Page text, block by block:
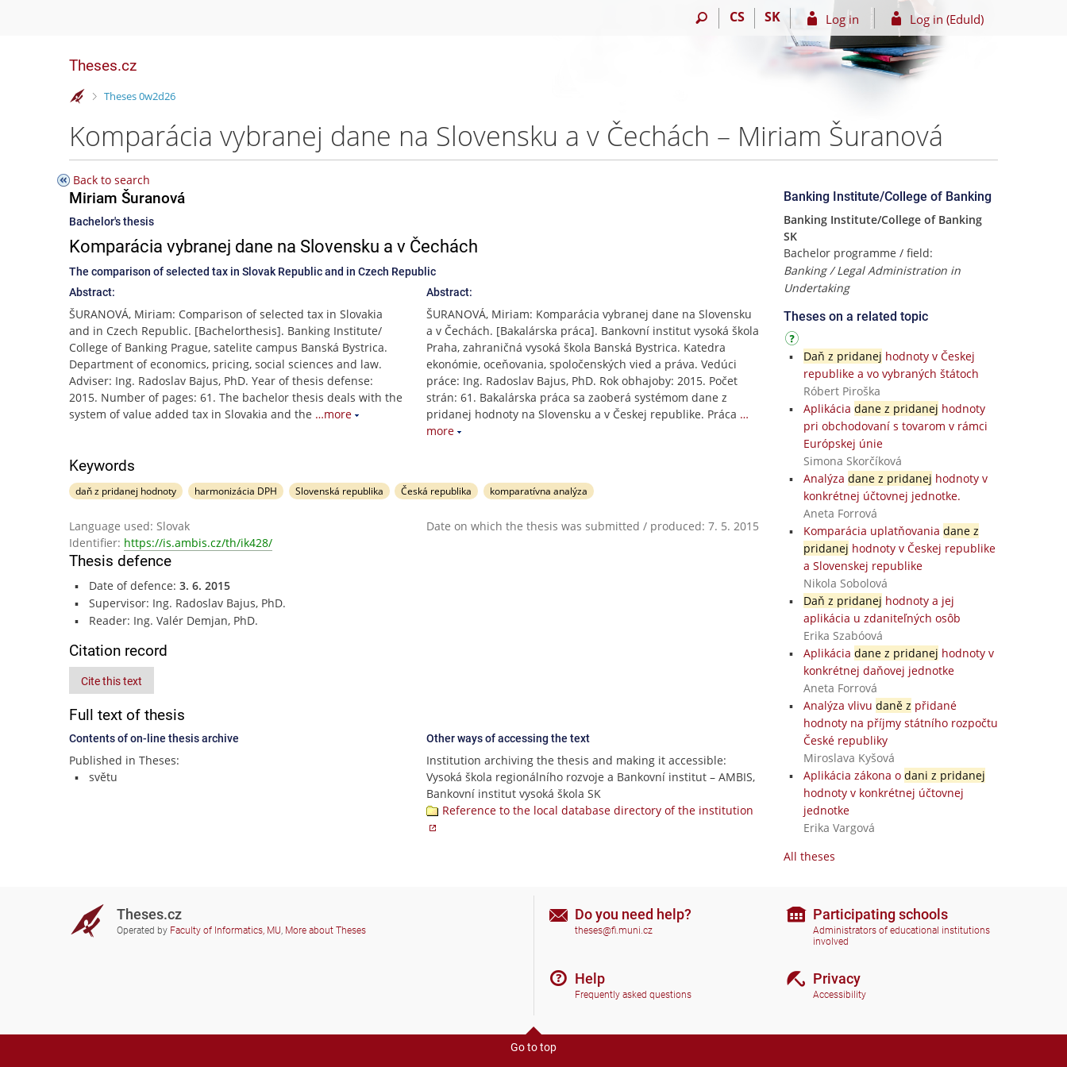
CS SK Log in Log in (EduId)
Theses.cz
>
Theses 0w2d26
Komparácia vybranej dane na Slovensku a v Čechách – Miriam Šuranová
Back to search
Miriam Šuranová
Bachelor's thesis
Komparácia vybranej dane na Slovensku a v Čechách
The comparison of selected tax in Slovak Republic and in Czech Republic
Abstract:
ŠURANOVÁ, Miriam: Comparison of selected tax in Slovakia
and in Czech Republic. [Bachelorthesis]. Banking Institute/
College of Banking Prague, satelite campus Banská Bystrica.
Department of economics, pricing, social sciences and law.
Adviser: Ing. Radoslav Bajus, PhD. Year of thesis defense:
2015. Number of pages: 61. The bachelor thesis deals with the
system of value added tax in Slovakia and the …more
Abstract:
ŠURANOVÁ, Miriam: Komparácia vybranej dane na Slovensku
a v Čechách. [Bakalárska práca]. Bankovní institut vysoká škola
Praha, zahraničná vysoká škola Banská Bystrica. Katedra
ekonómie, oceňovania, spoločenských vied a práva. Vedúci
práce: Ing. Radoslav Bajus, PhD. Rok obhajoby: 2015. Počet
strán: 61. Bakalárska práca sa zaoberá systémom dane z
pridanej hodnoty na Slovensku a v Českej republike. Práca …
more
Keywords
daň z pridanej hodnoty harmonizácia DPH Slovenská republika Česká republika komparatívna analýza
Language used: Slovak
Date on which the thesis was submitted / produced: 7. 5. 2015
Identifier: https://is.ambis.cz/th/ik428/
Thesis defence
Date of defence: 3. 6. 2015
Supervisor: Ing. Radoslav Bajus, PhD.
Reader: Ing. Valér Demjan, PhD.
Citation record
Cite this text
Full text of thesis
Contents of on-line thesis archive
Published in Theses:
světu
Other ways of accessing the text
Institution archiving the thesis and making it accessible:
Vysoká škola regionálního rozvoje a Bankovní institut – AMBIS,
Bankovní institut vysoká škola SK
Reference to the local database directory of the institution
Banking Institute/College of Banking
Banking Institute/College of Banking
SK
Bachelor programme / field:
Banking / Legal Administration in
Undertaking
Theses on a related topic
Daň z pridanej hodnoty v Českej
republike a vo vybraných štátoch
Róbert Piroška
Aplikácia dane z pridanej hodnoty
pri obchodovaní s tovarom v rámci
Európskej únie
Simona Skorčíková
Analýza dane z pridanej hodnoty v
konkrétnej účtovnej jednotke.
Aneta Forrová
Komparácia uplatňovania dane z
pridanej hodnoty v Českej republike
a Slovenskej republike
Nikola Sobolová
Daň z pridanej hodnoty a jej
aplikácia u zdaniteľných osôb
Erika Szabóová
Aplikácia dane z pridanej hodnoty v
konkrétnej daňovej jednotke
Aneta Forrová
Analýza vlivu daně z přidané
hodnoty na příjmy státního rozpočtu
České republiky
Miroslava Kyšová
Aplikácia zákona o dani z pridanej
hodnoty v konkrétnej účtovnej
jednotke
Erika Vargová
All theses
Theses.cz
Operated by Faculty of Informatics, MU, More about Theses
Do you need help?
theses@fi.muni.cz
Help
Frequently asked questions
Participating schools
Administrators of educational institutions
involved
Privacy
Accessibility
Go to top